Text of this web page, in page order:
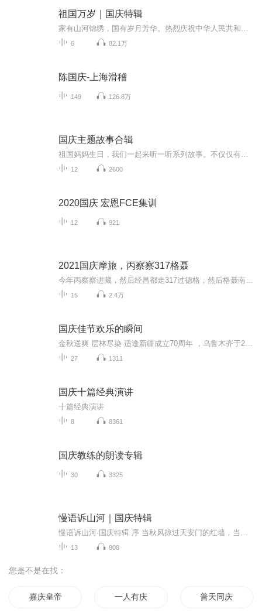
祖国万岁｜国庆特辑
6 82.1万
陈国庆-上海滑稽
149 126.8万
国庆主题故事合辑
12 2600
2020国庆 宏恩FCE集训
12 921
2021国庆摩旅，丙察察317格聂
15 2.4万
国庆佳节欢乐的瞬间
27 1311
国庆十篇经典演讲
十篇经典演讲
8 8361
国庆教练的朗读专辑
30 3325
慢语诉山河｜国庆特辑
13 808
您是不是在找：
嘉庆皇帝 一人有庆 普天同庆